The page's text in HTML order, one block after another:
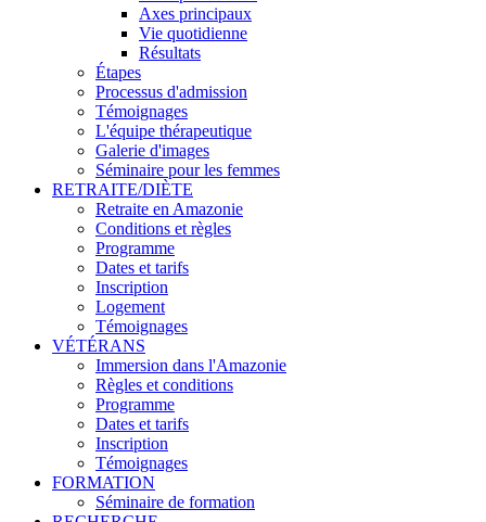
Axes principaux
Vie quotidienne
Résultats
Étapes
Processus d'admission
Témoignages
L'équipe thérapeutique
Galerie d'images
Séminaire pour les femmes
RETRAITE/DIÈTE
Retraite en Amazonie
Conditions et règles
Programme
Dates et tarifs
Inscription
Logement
Témoignages
VÉTÉRANS
Immersion dans l'Amazonie
Règles et conditions
Programme
Dates et tarifs
Inscription
Témoignages
FORMATION
Séminaire de formation